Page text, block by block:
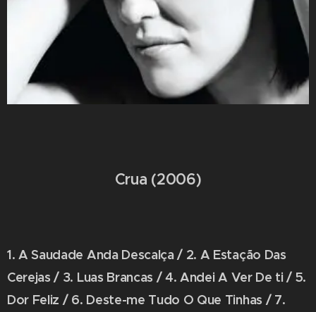
Crua (2006)
1. A Saudade Anda Descalça / 2. A Estação Das
Cerejas / 3. Luas Brancas / 4. Andei A Ver De ti / 5.
Dor Feliz / 6. Deste-me Tudo O Que Tinhas / 7.